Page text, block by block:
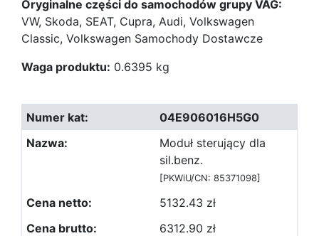
Oryginalne części do samochodów grupy VAG:
VW, Skoda, SEAT, Cupra, Audi, Volkswagen
Classic, Volkswagen Samochody Dostawcze
Waga produktu: 0.6395 kg
04E906016H5G0
Moduł sterujący dla
sil.benz.
[PKWiU/CN: 85371098]
5132.43 zł
6312.90 zł